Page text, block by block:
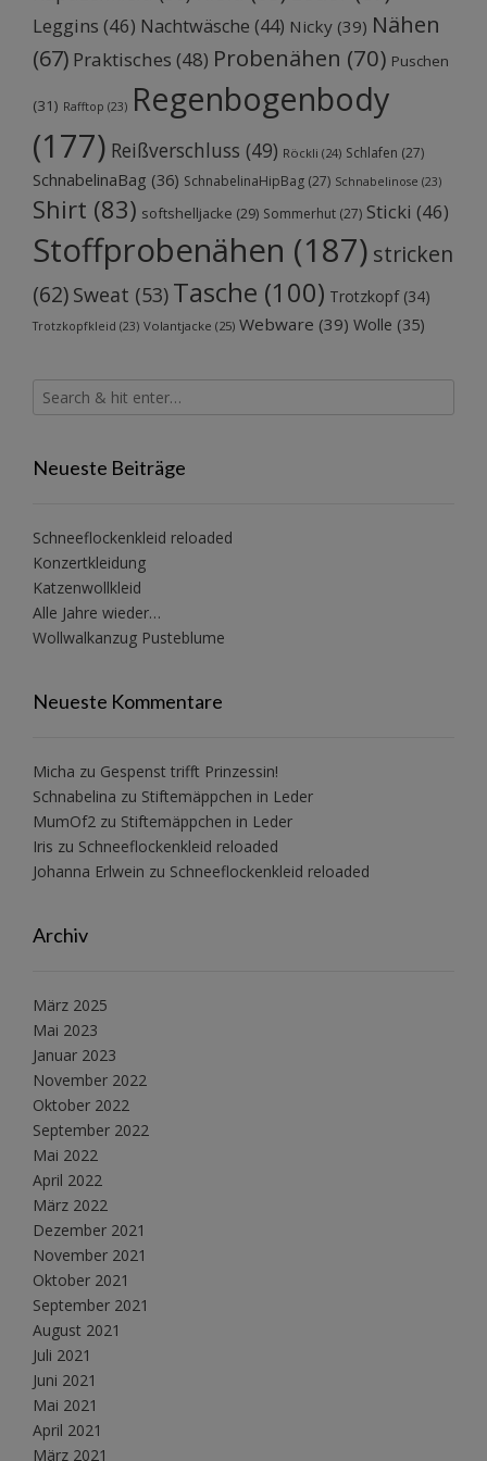
Leggins (46) Nachtwäsche (44) Nicky (39) Nähen
(67) Praktisches (48) Probenähen (70) Puschen
(31) Rafftop (23) Regenbogenbody
(177) Reißverschluss (49) Röckli (24) Schlafen (27)
SchnabelinaBag (36) SchnabelinaHipBag (27) Schnabelinose (23)
Shirt (83) softshelljacke (29) Sommerhut (27) Sticki (46)
Stoffprobenähen (187) stricken
(62) Sweat (53) Tasche (100) Trotzkopf(34)
Trotzkopfkleid (23) Volantjacke (25) Webware (39) Wolle (35)
Neueste Beiträge
Schneeflockenkleid reloaded
Konzertkleidung
Katzenwollkleid
Alle Jahre wieder…
Wollwalkanzug Pusteblume
Neueste Kommentare
Micha zu Gespenst trifft Prinzessin!
Schnabelina zu Stiftemäppchen in Leder
MumOf2 zu Stiftemäppchen in Leder
Iris zu Schneeflockenkleid reloaded
Johanna Erlwein zu Schneeflockenkleid reloaded
Archiv
März 2025
Mai 2023
Januar 2023
November 2022
Oktober 2022
September 2022
Mai 2022
April 2022
März 2022
Dezember 2021
November 2021
Oktober 2021
September 2021
August 2021
Juli 2021
Juni 2021
Mai 2021
April 2021
März 2021